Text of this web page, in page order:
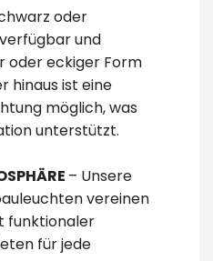
oder
und
oder eckiger Form
hinaus ist eine
möglich, was
unterstützt.
– Unsere
vereinen
funktionaler
für jede